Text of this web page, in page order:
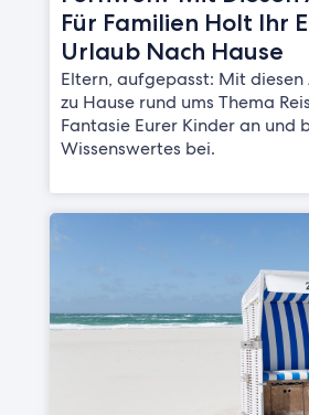
Für Familien Holt Ihr
Urlaub Nach Hause
Eltern, aufgepasst: Mit
zu Hause rund ums Thema
Fantasie Eurer Kinder an und
Wissenswertes bei.